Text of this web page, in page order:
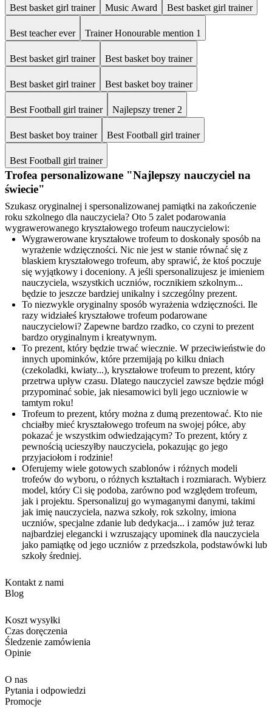
Best basket girl trainer Music Award Best basket girl trainer
Best teacher ever Trainer Honourable mention 1
Best basket girl trainer Best basket boy trainer
Best basket girl trainer Best basket boy trainer
Best Football girl trainer Najlepszy trener 2
Best basket boy trainer Best Football girl trainer
Best Football girl trainer
Trofea personalizowane "Najlepszy nauczyciel na
świecie"
Szukasz oryginalnej i spersonalizowanej pamiątki na zakończenie
roku szkolnego dla nauczyciela? Oto 5 zalet podarowania
wygrawerowanego kryształowego trofeum nauczycielowi:
Wygrawerowane kryształowe trofeum to doskonały sposób na
wyrażenie wdzięczności. Nic nie jest w stanie równać się z
blaskiem kryształowego trofeum, aby sprawić, że ktoś poczuje
się wyjątkowy i doceniony. A jeśli spersonalizujesz je imieniem
nauczyciela, wszystkich uczniów, rocznikiem szkolnym...
będzie to jeszcze bardziej unikalny i szczególny prezent.
To niezwykle oryginalny sposób wyrażenia wdzięczności. Ile
razy widziałeś kryształowe trofeum podarowane
nauczycielowi? Zapewne bardzo rzadko, co czyni to prezent
bardzo oryginalnym i kreatywnym.
To prezent, który będzie trwać wiecznie. W przeciwieństwie do
innych upominków, które przemijają po kilku dniach
(czekoladki, kwiaty...), kryształowe trofeum to prezent, który
przetrwa upływ czasu. Dlatego nauczyciel zawsze będzie mógł
przypominać sobie, jak niesamowici byli jego uczniowie w
tamtym roku!
Trofeum to prezent, który można z dumą prezentować. Kto nie
chciałby mieć kryształowego trofeum na swojej półce, aby
pokazać je wszystkim odwiedzającym? To prezent, który z
pewnością ucieszyłby nauczyciela, pokazując go jego
przyjaciołom i rodzinie!
Oferujemy wiele gotowych szablonów i różnych modeli
trofeów do wyboru, o różnych kształtach i rozmiarach. Wybierz
model, który Ci się podoba, zarówno pod względem trofeum,
jak i projektu. Spersonalizuj go wymaganymi danymi, takimi
jak imię nauczyciela, nazwa szkoły, rok szkolny, imiona
uczniów, specjalne zdanie lub dedykacja... i zamów już teraz
najbardziej elegancki i wzruszający upominek dla nauczyciela
jako pamiątkę od jego uczniów z przedszkola, podstawówki lub
szkoły średniej.
Kontakt z nami
Blog
Koszt wysyłki
Czas doręczenia
Śledzenie zamówienia
Opinie
O nas
Pytania i odpowiedzi
Promocje